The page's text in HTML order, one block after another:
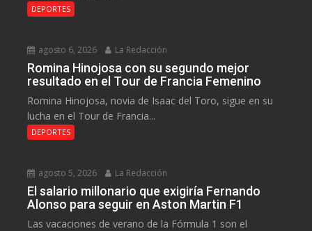
DEPORTES
agosto 6, 2026 La Redacción
Romina Hinojosa con su segundo mejor
resultado en el Tour de Francia Femenino
Romina Hinojosa, novia de Isaac del Toro, sigue en su
lucha en el Tour de Francia...
DEPORTES
agosto 5, 2026 La Redacción
El salario millonario que exigiría Fernando
Alonso para seguir en Aston Martin F1
Las vacaciones de verano de la Fórmula 1 son el